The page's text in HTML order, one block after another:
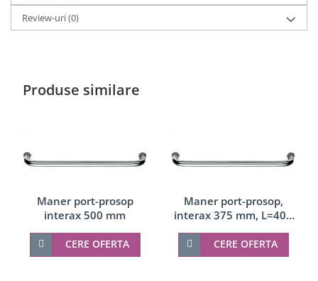
Review-uri(0)
Produse similare
Maner port-prosop
interax 500 mm
CERE OFERTA
Maner port-prosop,
interax 375 mm, L=400
CERE OFERTA